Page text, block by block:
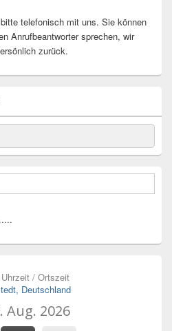
telefonisch mit uns. Sie können
Anrufbeantworter sprechen, wir
zurück.
/ Ortszeit
Deutschland